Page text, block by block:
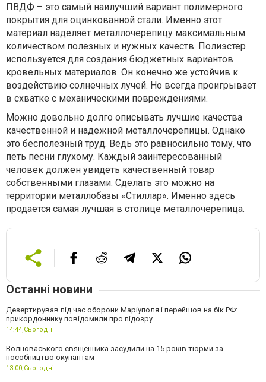
ПВДФ – это самый наилучший вариант полимерного
покрытия для оцинкованной стали. Именно этот
материал наделяет металлочерепицу максимальным
количеством полезных и нужных качеств. Полиэстер
используется для создания бюджетных вариантов
кровельных материалов. Он конечно же устойчив к
воздействию солнечных лучей. Но всегда проигрывает
в схватке с механическими повреждениями.
Можно довольно долго описывать лучшие качества
качественной и надежной металлочерепицы. Однако
это бесполезный труд. Ведь это равносильно тому, что
петь песни глухому. Каждый заинтересованный
человек должен увидеть качественный товар
собственными глазами. Сделать это можно на
территории металлобазы «Стиллар». Именно здесь
продается самая лучшая в столице металлочерепица.
Останні новини
Дезертирував під час оборони Маріуполя і перейшов на бік РФ:
прикордоннику повідомили про підозру
14:44,Сьогодні
Волноваського священника засудили на 15 років тюрми за
пособництво окупантам
13:00,Сьогодні